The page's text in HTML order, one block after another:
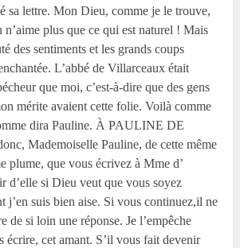
sa lettre. Mon Dieu, comme je le trouve,
n’aime plus que ce qui est naturel ! Mais
des sentiments et les grands coups
L’abbé de Villarceaux était
que moi, c’est-à-dire que des gens
mérite avaient cette folie. Voilà comme
dira Pauline. À PAULINE DE
Mademoiselle Pauline, de cette même
plume, que vous écrivez à Mme d’
d’elle si Dieu veut que vous soyez
j’en suis bien aise. Si vous continuez,il ne
de si loin une réponse. Je l’empêche
écrire, cet amant. S’il vous fait devenir